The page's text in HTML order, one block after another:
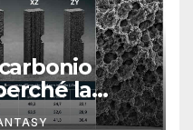
la
dipende